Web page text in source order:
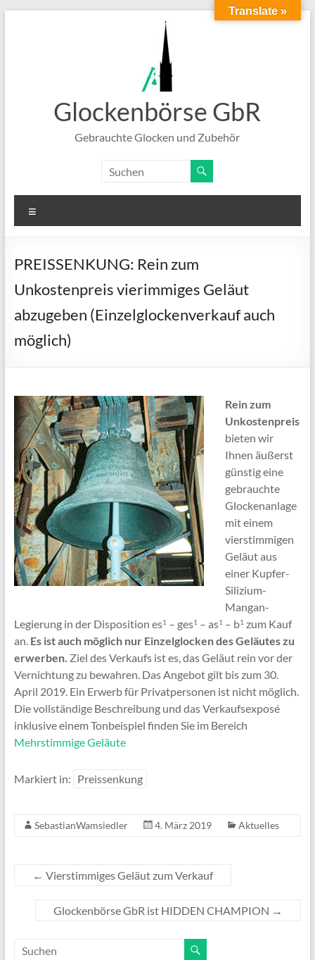
Glockenbörse GbR
Gebrauchte Glocken und Zubehör
PREISSENKUNG: Rein zum
Unkostenpreis vierimmiges Geläut
abzugeben (Einzelglockenverkauf auch
möglich)
Rein zum
Unkostenpreis
bieten wir
Ihnen äußerst
günstig eine
gebrauchte
Glockenanlage
mit einem
vierstimmigen
Geläut aus
einer Kupfer-
Silizium-
Mangan-
Legierung in der Disposition es1– ges1– as1– b1zum Kauf
an. Es ist auch möglich nur Einzelglocken des Geläutes zu
erwerben. Ziel des Verkaufs ist es, das Geläut rein vor der
Vernichtung zu bewahren. Das Angebot gilt bis zum 30.
April 2019. Ein Erwerb für Privatpersonen ist nicht möglich.
Die vollständige Beschreibung und das Verkaufsexposé
inklusive einem Tonbeispiel finden Sie im Bereich
Mehrstimmige Geläute
Markiert in: Preissenkung
SebastianWamsiedler 4. März 2019 Aktuelles
← Vierstimmiges Geläut zum Verkauf
Glockenbörse GbR ist HIDDEN CHAMPION →
Translate »